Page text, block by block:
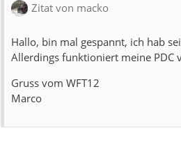
Zitat von macko
Hallo, bin mal gespannt, ich hab
Allerdings funktioniert meine PDC
Gruss vom WFT12
Marco